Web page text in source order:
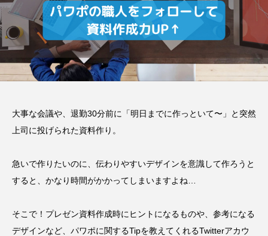
大事な会議や、退勤30分前に「明日までに作っといて〜」と突然
上司に投げられた資料作り。
急いで作りたいのに、伝わりやすいデザインを意識して作ろうと
すると、かなり時間がかかってしまいますよね…
そこで！プレゼン資料作成時にヒントになるものや、参考になる
デザインなど、パワポに関するTipを教えてくれるTwitterアカウ